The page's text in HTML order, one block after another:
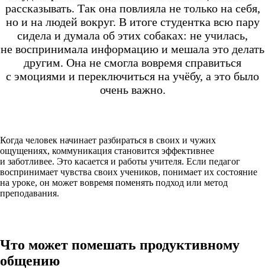
рассказывать. Так она повлияла не только на себя,
но и на людей вокруг. В итоге студентка всю пару
сидела и думала об этих собаках: не училась,
не воспринимала информацию и мешала это делать
другим. Она не смогла вовремя справиться
с эмоциями и переключиться на учёбу, а это было
очень важно.
Когда человек начинает разбираться в своих и чужих
ощущениях, коммуникация становится эффективнее
и заботливее. Это касается и работы учителя. Если педагог
воспринимает чувства своих учеников, понимает их состояние
на уроке, он может вовремя поменять подход или метод
преподавания.
Что может помешать продуктивному
общению